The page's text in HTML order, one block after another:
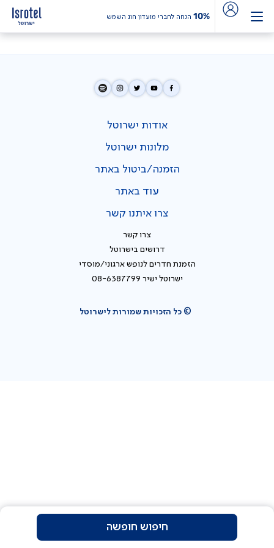
10% הנחה לחברי מועדון חוג השמש
אודות ישרוטל
מלונות ישרוטל
הזמנה/ביטול באתר
עוד באתר
צרו איתנו קשר
צרו קשר
דרושים בישרוטל
הזמנת חדרים לנופש ארגוני/מוסדי
ישרוטל ישיר 08-6387799
© כל הזכויות שמורות לישרוטל
חיפוש חופשה